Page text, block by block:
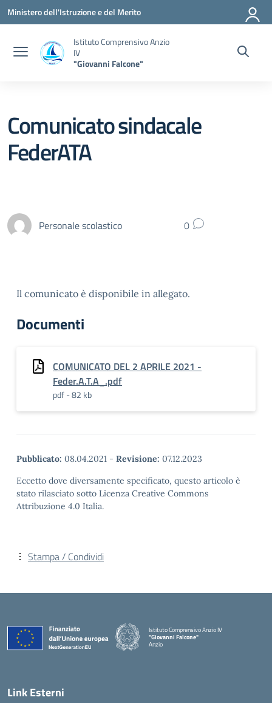
Vai ai contenuti
Vai al menu di navigazione
Vai al footer
Ministero dell'Istruzione e del Merito
Istituto Comprensivo Anzio
IV
"Giovanni Falcone"
Comunicato sindacale
FederATA
Personale scolastico 0
Il comunicato è disponibile in allegato.
Documenti
COMUNICATO DEL 2 APRILE 2021 -
Feder.A.T.A_.pdf
pdf - 82 kb
Pubblicato: 08.04.2021 - Revisione: 07.12.2023
Eccetto dove diversamente specificato, questo articolo è
stato rilasciato sotto Licenza Creative Commons
Attribuzione 4.0 Italia.
Stampa / Condividi
Istituto Comprensivo Anzio IV
"Giovanni Falcone"
Anzio
Link Esterni